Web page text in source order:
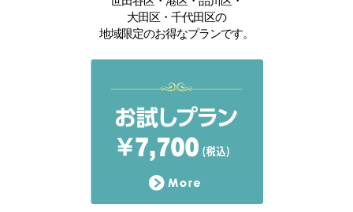
大田区・千代田区の
地域限定のお得なプランです。